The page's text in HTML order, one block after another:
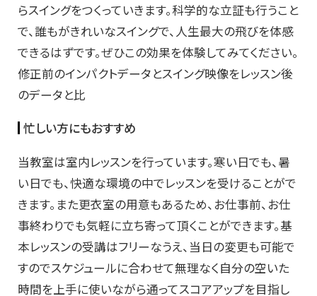
らスイングをつくっていきます。科学的な立証も行うこと
で、誰もがきれいなスイングで、人生最大の飛びを体感
できるはずです。ぜひこの効果を体験してみてください。
修正前のインパクトデータとスイング映像をレッスン後
のデータと比
忙しい方にもおすすめ
当教室は室内レッスンを行っています。寒い日でも、暑
い日でも、快適な環境の中でレッスンを受けることがで
きます。また更衣室の用意もあるため、お仕事前、お仕
事終わりでも気軽に立ち寄って頂くことができます。基
本レッスンの受講はフリーなうえ、当日の変更も可能で
すのでスケジュールに合わせて無理なく自分の空いた
時間を上手に使いながら通ってスコアアップを目指し